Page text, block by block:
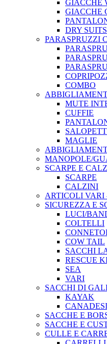
GIACCHE
GIACCHE
DRY SUITS
PARASPRUZZI
COMBO
MUTE
CUFFIE
MAGLIE
MANOPOLE/
SCARPE E
SCARPE
CALZINI
ARTICOLI VARI
SICUREZZA E
LUCI/
COLTELLI
COW TAIL
SACCHI
RESCUE
SEA
VARI
SACCHI DI
KAYAK
CANADESI
SACCHE E
SACCHE E
CULLE E